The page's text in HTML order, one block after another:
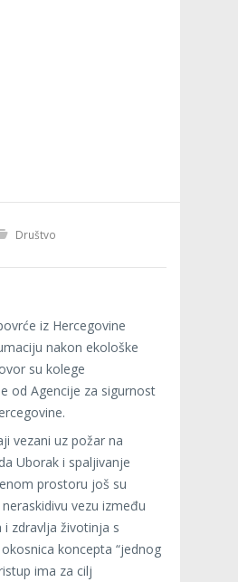
Društvo
iz Hercegovine
nakon ekološke
su kolege
od Agencije za sigurnost
vezani uz požar na
Uborak i spaljivanje
prostoru još su
vezu između
i zdravlja životinja s
koncepta “jednog
ima za cilj